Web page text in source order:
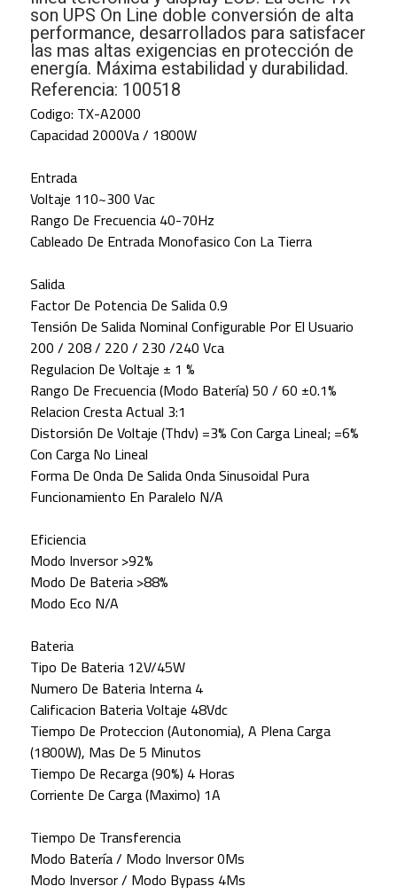
son UPS On Line doble conversión de alta
performance, desarrollados para satisfacer
las mas altas exigencias en protección de
energía. Máxima estabilidad y durabilidad.
Referencia: 100518
Codigo: TX-A2000
Capacidad 2000Va / 1800W
Entrada
Voltaje 110~300 Vac
Rango De Frecuencia 40-70Hz
Cableado De Entrada Monofasico Con La Tierra
Salida
Factor De Potencia De Salida 0.9
Tensión De Salida Nominal Configurable Por El Usuario
200 / 208 / 220 / 230 /240 Vca
Regulacion De Voltaje ± 1 %
Rango De Frecuencia (Modo Batería) 50 / 60 ±0.1%
Relacion Cresta Actual 3:1
Distorsión De Voltaje (Thdv) =3% Con Carga Lineal; =6%
Con Carga No Lineal
Forma De Onda De Salida Onda Sinusoidal Pura
Funcionamiento En Paralelo N/A
Eficiencia
Modo Inversor >92%
Modo De Bateria >88%
Modo Eco N/A
Bateria
Tipo De Bateria 12V/45W
Numero De Bateria Interna 4
Calificacion Bateria Voltaje 48Vdc
Tiempo De Proteccion (Autonomia), A Plena Carga
(1800W), Mas De 5 Minutos
Tiempo De Recarga (90%) 4 Horas
Corriente De Carga (Maximo) 1A
Tiempo De Transferencia
Modo Batería / Modo Inversor 0Ms
Modo Inversor / Modo Bypass 4Ms